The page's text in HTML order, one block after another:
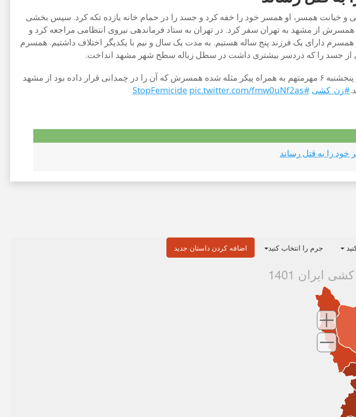
و خیانت همسر، او همسر خود را خفه کرد و جسد را در حمام خانه یازده تکه کرد. سپس بخشی
از مشهد به تهران سفر کرد. در تهران به ستاد فرماندهی نیروی انتظامی مراجعه کرد و
اظهار داشت: "من و همسرم دارای یک فرزند پنج ساله هستیم. به مدت یک سال و نیم با یکدیگر اختلاف داشتیم. همسرم
جسد را که دردسر بیشتری داشت در سطل زباله سطح شهر مشهد انداخت.
به نقل از اعتماد آنلاین،مردی در مشهد، با انگیزه ناموسی همسر خود را به قتل رساند. در پنجشنبه ۶ مهرمتهم به همراه پیکر مثله شده همسرش که آن را در چمدانی قرار داده بود از مشهد
#زن_کشی #StopFemicide
pic.twitter.com/fmw0uNf2as